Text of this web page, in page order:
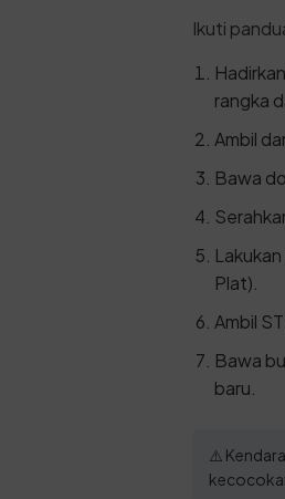
Ikuti
rangka
Ambil
Bawa
Plat).
Ambil
Bawa
baru.
⚠️